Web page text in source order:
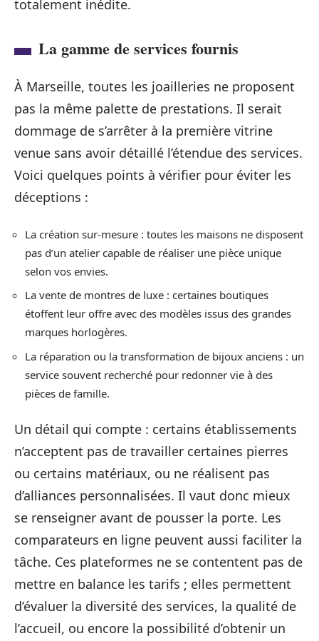
totalement inédite.
La gamme de services fournis
À Marseille, toutes les joailleries ne proposent
pas la même palette de prestations. Il serait
dommage de s’arrêter à la première vitrine
venue sans avoir détaillé l’étendue des services.
Voici quelques points à vérifier pour éviter les
déceptions :
La création sur-mesure : toutes les maisons ne disposent
pas d’un atelier capable de réaliser une pièce unique
selon vos envies.
La vente de montres de luxe : certaines boutiques
étoffent leur offre avec des modèles issus des grandes
marques horlogères.
La réparation ou la transformation de bijoux anciens : un
service souvent recherché pour redonner vie à des
pièces de famille.
Un détail qui compte : certains établissements
n’acceptent pas de travailler certaines pierres
ou certains matériaux, ou ne réalisent pas
d’alliances personnalisées. Il vaut donc mieux
se renseigner avant de pousser la porte. Les
comparateurs en ligne peuvent aussi faciliter la
tâche. Ces plateformes ne se contentent pas de
mettre en balance les tarifs ; elles permettent
d’évaluer la diversité des services, la qualité de
l’accueil, ou encore la possibilité d’obtenir un